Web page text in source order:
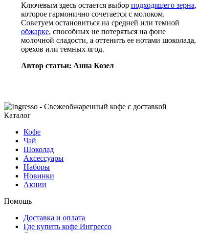
Ключевым здесь остается выбор подходящего зерна,
которое гармонично сочетается с молоком.
Советуем остановиться на средней или темной
обжарке, способных не потеряться на фоне
молочной сладости, а оттенить ее нотами шоколада,
орехов или темных ягод.
Автор статьи: Анна Козел
Каталог
Кофе
Чай
Шоколад
Аксессуары
Наборы
Новинки
Акции
Помощь
Доставка и оплата
Где купить кофе Ингрессо